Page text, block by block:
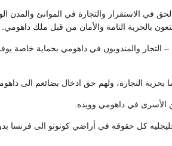
الحق في الاستقرار والتجارة في الموانئ
بالحرية التامة والأمان من قبل ملك داهومي.
– التجار والمندوبون في داهومي بحماية خاصة
بحرية التجارة، ولهم حق ادخال بضائعم الى
الأسرى في داهومي وويده.